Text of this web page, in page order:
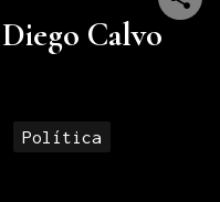
Calvo
Política